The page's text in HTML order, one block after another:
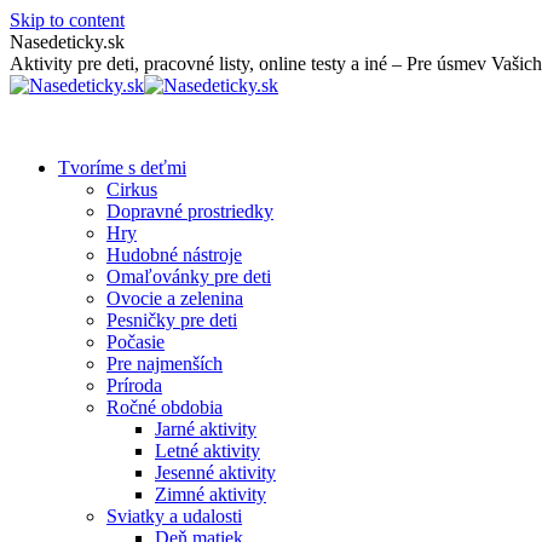
Skip to content
Nasedeticky.sk
Aktivity pre deti, pracovné listy, online testy a iné – Pre úsmev
Tvoríme s deťmi
Cirkus
Dopravné prostriedky
Hry
Hudobné nástroje
Omaľovánky pre deti
Ovocie a zelenina
Pesničky pre deti
Počasie
Pre najmenších
Príroda
Ročné obdobia
Jarné aktivity
Letné aktivity
Jesenné aktivity
Zimné aktivity
Sviatky a udalosti
Deň matiek